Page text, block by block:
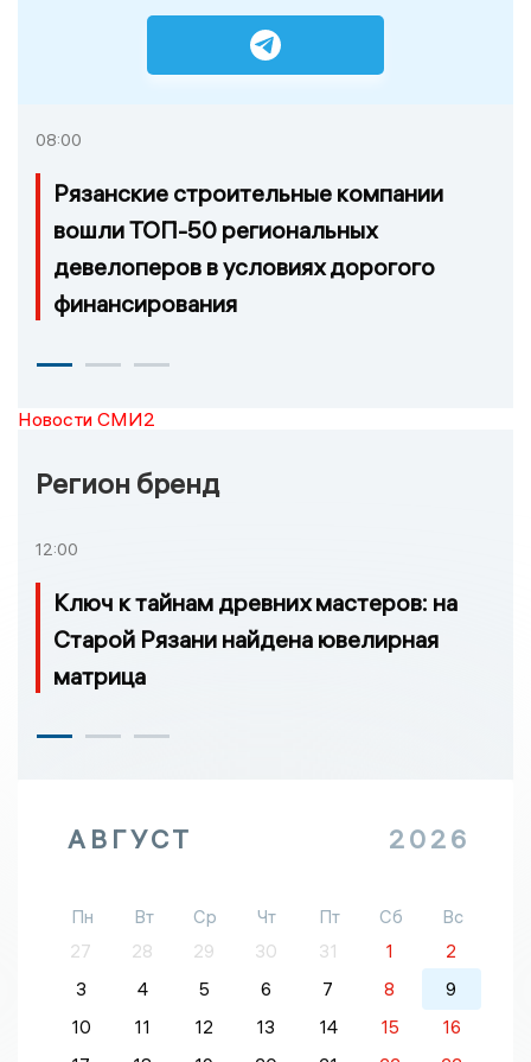
08:00
Рязанские строительные компании
вошли ТОП-50 региональных
девелоперов в условиях дорогого
финансирования
Новости СМИ2
Регион бренд
12:00
Ключ к тайнам древних мастеров: на
Старой Рязани найдена ювелирная
матрица
АВГУСТ 2026
Пн Вт Ср Чт Пт Сб
Вс
27
28 29 30 31 1
2
3
4 5 6 7 8
9
10
11 12 13 14 15
16